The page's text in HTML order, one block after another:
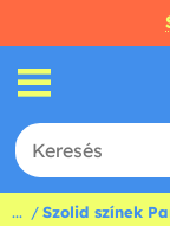
... Szolid színek